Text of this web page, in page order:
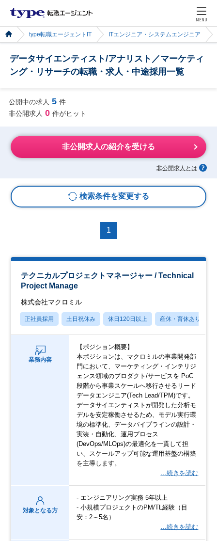
MENU
type転職エージェントIT ITエンジニア・システムエンジニア
データサイエンティスト/アナリスト／マーケティ
ング・リサーチの転職・求人・中途採用一覧
公開中の求人 5 件
非公開求人 0 件がヒット
非公開求人の紹介を受ける
非公開求人とは
検索条件を変更する
1
テクニカルプロジェクトマネージャー / Technical
Project Manage
株式会社マクロミル
正社員採用 土日祝休み 休日120日以上 産休・育休あり
業務内容
【ポジション概要】
本ポジションは、マクロミルの事業開発部
門において、マーケティング・インテリジ
ェンス領域のプロダクト/サービスを PoC
段階から事業スケールへ移行させるリード
データエンジニア(Tech Lead/TPM)です。
データサイエンティストが開発した分析モ
デルを安定稼働させるため、モデル実行環
境の標準化、データパイプラインの設計・
実装・自動化、運用プロセス
(DevOps/MLOps)の最適化を一貫して担
い、スケールアップ可能な運用基盤の構築
を主導します。
…続きを読む
対象となる方
- エンジニアリング実務 5年以上
- 小規模プロジェクトのPM/TL経験（目
安：2～5名）
…続きを読む